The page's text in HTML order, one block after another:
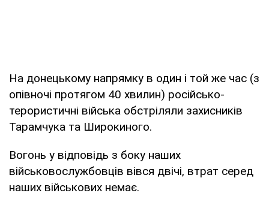
На донецькому напрямку в один і той же час (з
опівночі протягом 40 хвилин) російсько-
терористичні війська обстріляли захисників
Тарамчука та Широкиного.
Вогонь у відповідь з боку наших
військовослужбовців вівся двічі, втрат серед
наших військових немає.